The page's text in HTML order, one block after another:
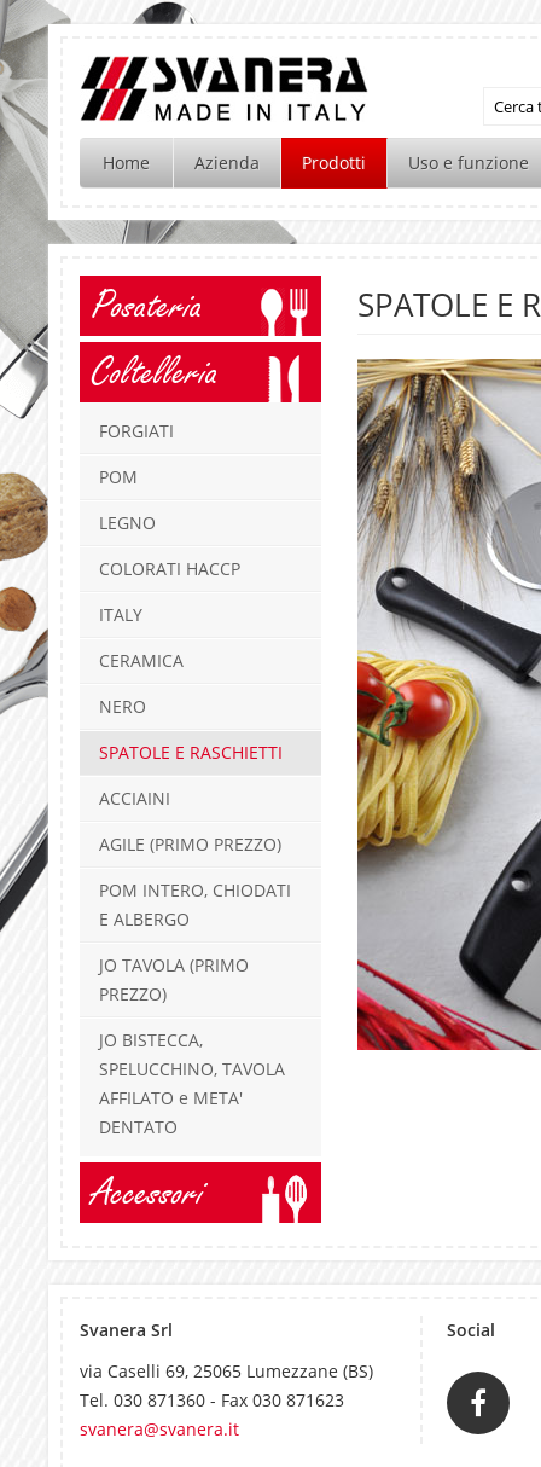
Home Azienda Prodotti Uso e funzione
Posateria
Coltelleria
FORGIATI
POM
LEGNO
COLORATI HACCP
ITALY
CERAMICA
NERO
SPATOLE E RASCHIETTI
ACCIAINI
AGILE (PRIMO PREZZO)
POM INTERO, CHIODATI
E ALBERGO
JO TAVOLA (PRIMO
PREZZO)
JO BISTECCA,
SPELUCCHINO, TAVOLA
AFFILATO e META'
DENTATO
Accessori
SPATOLE E
Svanera Srl
via Caselli 69, 25065 Lumezzane (BS)
Tel. 030 871360 - Fax 030 871623
svanera@svanera.it
Social